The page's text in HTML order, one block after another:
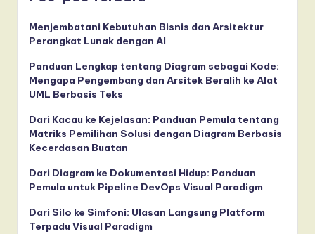
Menjembatani Kebutuhan Bisnis dan Arsitektur
Perangkat Lunak dengan AI
Panduan Lengkap tentang Diagram sebagai Kode:
Mengapa Pengembang dan Arsitek Beralih ke Alat
UML Berbasis Teks
Dari Kacau ke Kejelasan: Panduan Pemula tentang
Matriks Pemilihan Solusi dengan Diagram Berbasis
Kecerdasan Buatan
Dari Diagram ke Dokumentasi Hidup: Panduan
Pemula untuk Pipeline DevOps Visual Paradigm
Dari Silo ke Simfoni: Ulasan Langsung Platform
Terpadu Visual Paradigm